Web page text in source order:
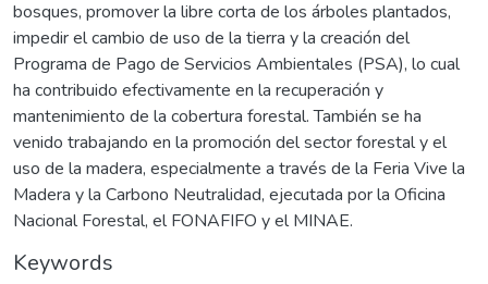
bosques, promover la libre corta de los árboles plantados,
impedir el cambio de uso de la tierra y la creación del
Programa de Pago de Servicios Ambientales (PSA), lo cual
ha contribuido efectivamente en la recuperación y
mantenimiento de la cobertura forestal. También se ha
venido trabajando en la promoción del sector forestal y el
uso de la madera, especialmente a través de la Feria Vive la
Madera y la Carbono Neutralidad, ejecutada por la Oficina
Nacional Forestal, el FONAFIFO y el MINAE.
Keywords